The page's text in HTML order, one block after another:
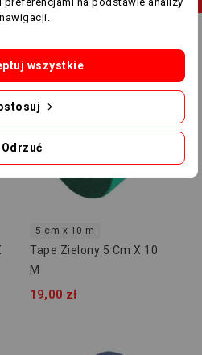
RB71001 - Niebieski
5 cm x 10 m
Tape Zielony 5 Cm X 10
M
19,00 zł
Odrzuć
wszystkie